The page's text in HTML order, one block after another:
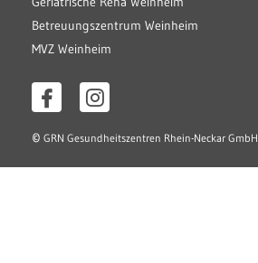
Betreuungszentrum Weinheim
MVZ Weinheim
© GRN Gesundheitszentren Rhein-Neckar GmbH